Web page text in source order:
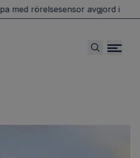
rörelsesensor avgjord i domstol